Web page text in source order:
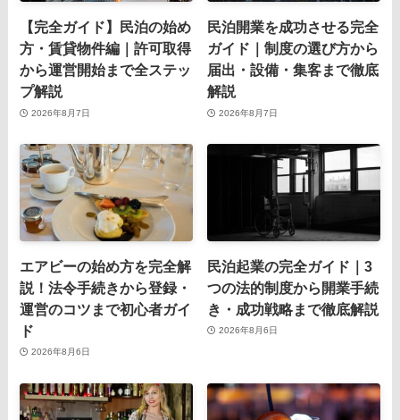
【完全ガイド】民泊の始め
方・賃貸物件編｜許可取得
から運営開始まで全ステッ
プ解説
2026年8月7日
民泊開業を成功させる完全
ガイド｜制度の選び方から
届出・設備・集客まで徹底
解説
2026年8月7日
エアビーの始め方を完全解
説！法令手続きから登録・
運営のコツまで初心者ガイ
ド
2026年8月6日
民泊起業の完全ガイド｜3
つの法的制度から開業手続
き・成功戦略まで徹底解説
2026年8月6日